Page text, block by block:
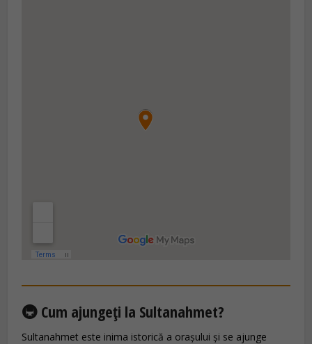
🚇 Cum ajungeți la Sultanahmet?
Sultanahmet este inima istorică a orașului și se ajunge